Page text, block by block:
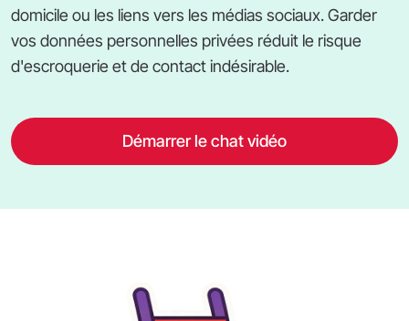
domicile ou les liens vers les médias sociaux. Garder
vos données personnelles privées réduit le risque
d'escroquerie et de contact indésirable.
Démarrer le chat vidéo